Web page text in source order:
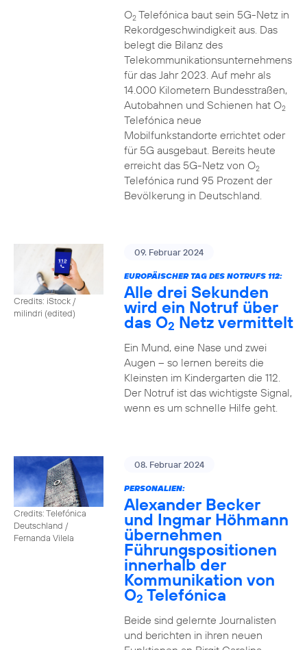
O2Telefónica baut sein 5G-Netz in
Rekordgeschwindigkeit aus. Das
belegt die Bilanz des
Telekommunikationsunternehmens
für das Jahr 2023. Auf mehr als
14.000 Kilometern Bundesstraßen,
Autobahnen und Schienen hat O2
Telefónica neue
Mobilfunkstandorte errichtet oder
für 5G ausgebaut. Bereits heute
erreicht das 5G-Netz von O2
Telefónica rund 95 Prozent der
Bevölkerung in Deutschland.
Credits: iStock /
milindri (edited)
09. Februar 2024
EUROPÄISCHER TAG DES NOTRUFS 112:
Alle drei Sekunden
wird ein Notruf über
das O2 Netz vermittelt
Ein Mund, eine Nase und zwei
Augen – so lernen bereits die
Kleinsten im Kindergarten die 112.
Der Notruf ist das wichtigste Signal,
wenn es um schnelle Hilfe geht.
Credits: Telefónica
Deutschland /
Fernanda Vilela
08. Februar 2024
PERSONALIEN:
Alexander Becker
und Ingmar Höhmann
übernehmen
Führungspositionen
innerhalb der
Kommunikation von
O2 Telefónica
Beide sind gelernte Journalisten
und berichten in ihren neuen